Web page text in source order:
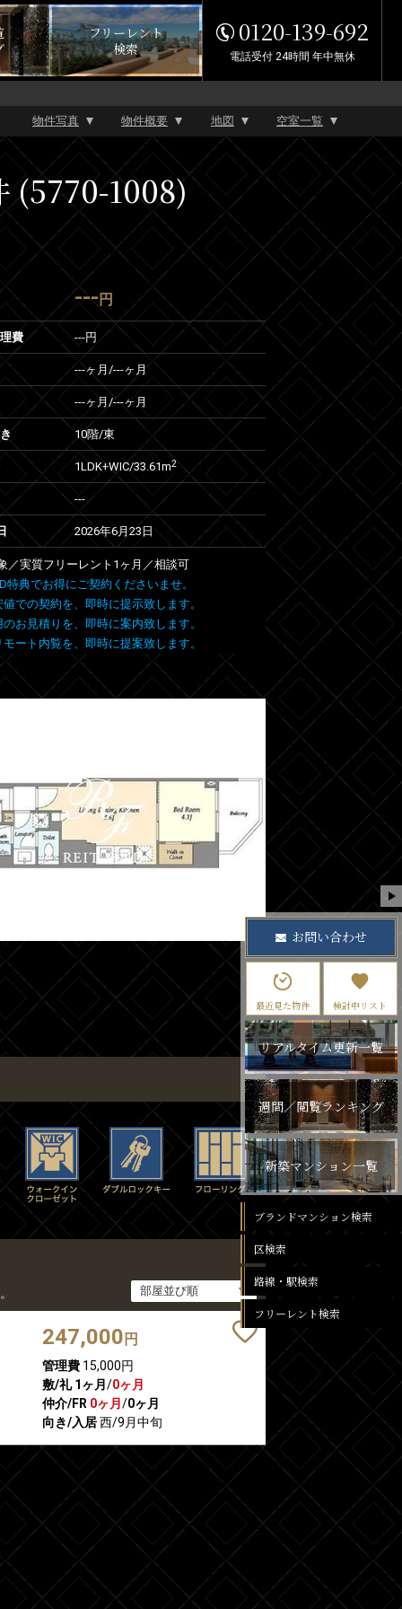
フリーレント
検索
0120-139-692
電話受付 24時間 年中無休
物件写真 物件概要 地図 空室一覧
(5770-1008)
--- 円
費 ---円
---ヶ月 /---ヶ月
---ヶ月 /---ヶ月
10階/東
1LDK+WIC/33.61m2
---
2026年6月23日
／実質フリーレント1ヶ月／相談可
特典でお得にご契約くださいませ。
での契約を、即時に提示致します。
お見積りを、即時に案内致します。
ート内覧を、即時に提案致します。
247,000 円
管理費15,000円
敷/礼 1ヶ月 /0ヶ月
仲介/FR 0ヶ月 /0ヶ月
向き/入居西/9月中旬
お問い合わせ
最近見た物件 検討中リスト
リアルタイム更新一覧
週間／閲覧ランキング
新築マンション一覧
ブランドマンション検索
区検索
路線・駅検索
フリーレント検索